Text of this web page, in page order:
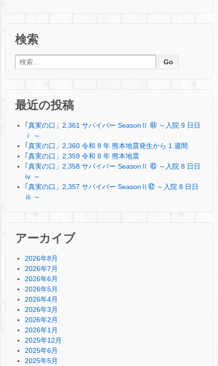
検索
検索:
最近の投稿
｢真実の口」2,361 サバイバー SeasonⅡ ㊹ ～入院 9 日日
ⅰ ～
｢真実の口」2,360 令和 8 年 熊本地震発生から 1 週間
｢真実の口」2,359 令和 8 年 熊本地震
｢真実の口」2,358 サバイバー SeasonⅡ ㊸ ～入院 8 日日
ⅳ ～
｢真実の口」2,357 サバイバー SeasonⅡ㊷ ～入院 8 日日
ⅲ ～
アーカイブ
2026年8月
2026年7月
2026年6月
2026年5月
2026年4月
2026年3月
2026年2月
2026年1月
2025年12月
2025年6月
2025年5月